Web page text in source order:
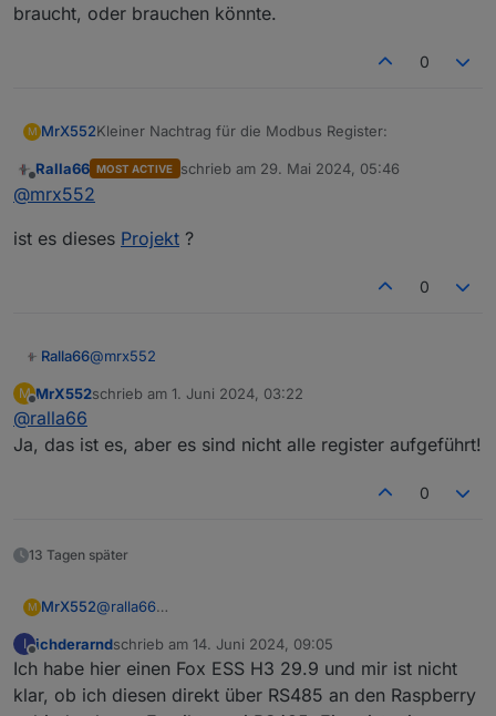
braucht, oder brauchen könnte.
0
M MrX552Kleiner Nachtrag für die Modbus Register:
Man kann kann auch einfach eine kurze EMail an
fragen. Man bekommt eine
muß (weswegen ich das hier nicht reinstelle) und
Offline
Ralla66 MOST ACTIVE schrieb am 29. Mai 2024, 05:46
zuletzt editiert von
@mrx552
ist es dieses Projekt ?
0
Ralla66@mrx552
ist es dieses Projekt?
M
Offline
MrX552schrieb am 1. Juni 2024, 03:22
zuletzt editiert von
@ralla66
Ja, das ist es, aber es sind nicht alle register aufgeführt!
0
13 Tagen später
M MrX552@ralla66
aufgeführt!
I
Offline
ichderarndschrieb am 14. Juni 2024, 09:05
zuletzt editiert von
Ich habe hier einen Fox ESS H3 29.9 und mir ist nicht
klar, ob ich diesen direkt über RS485 an den Raspberry